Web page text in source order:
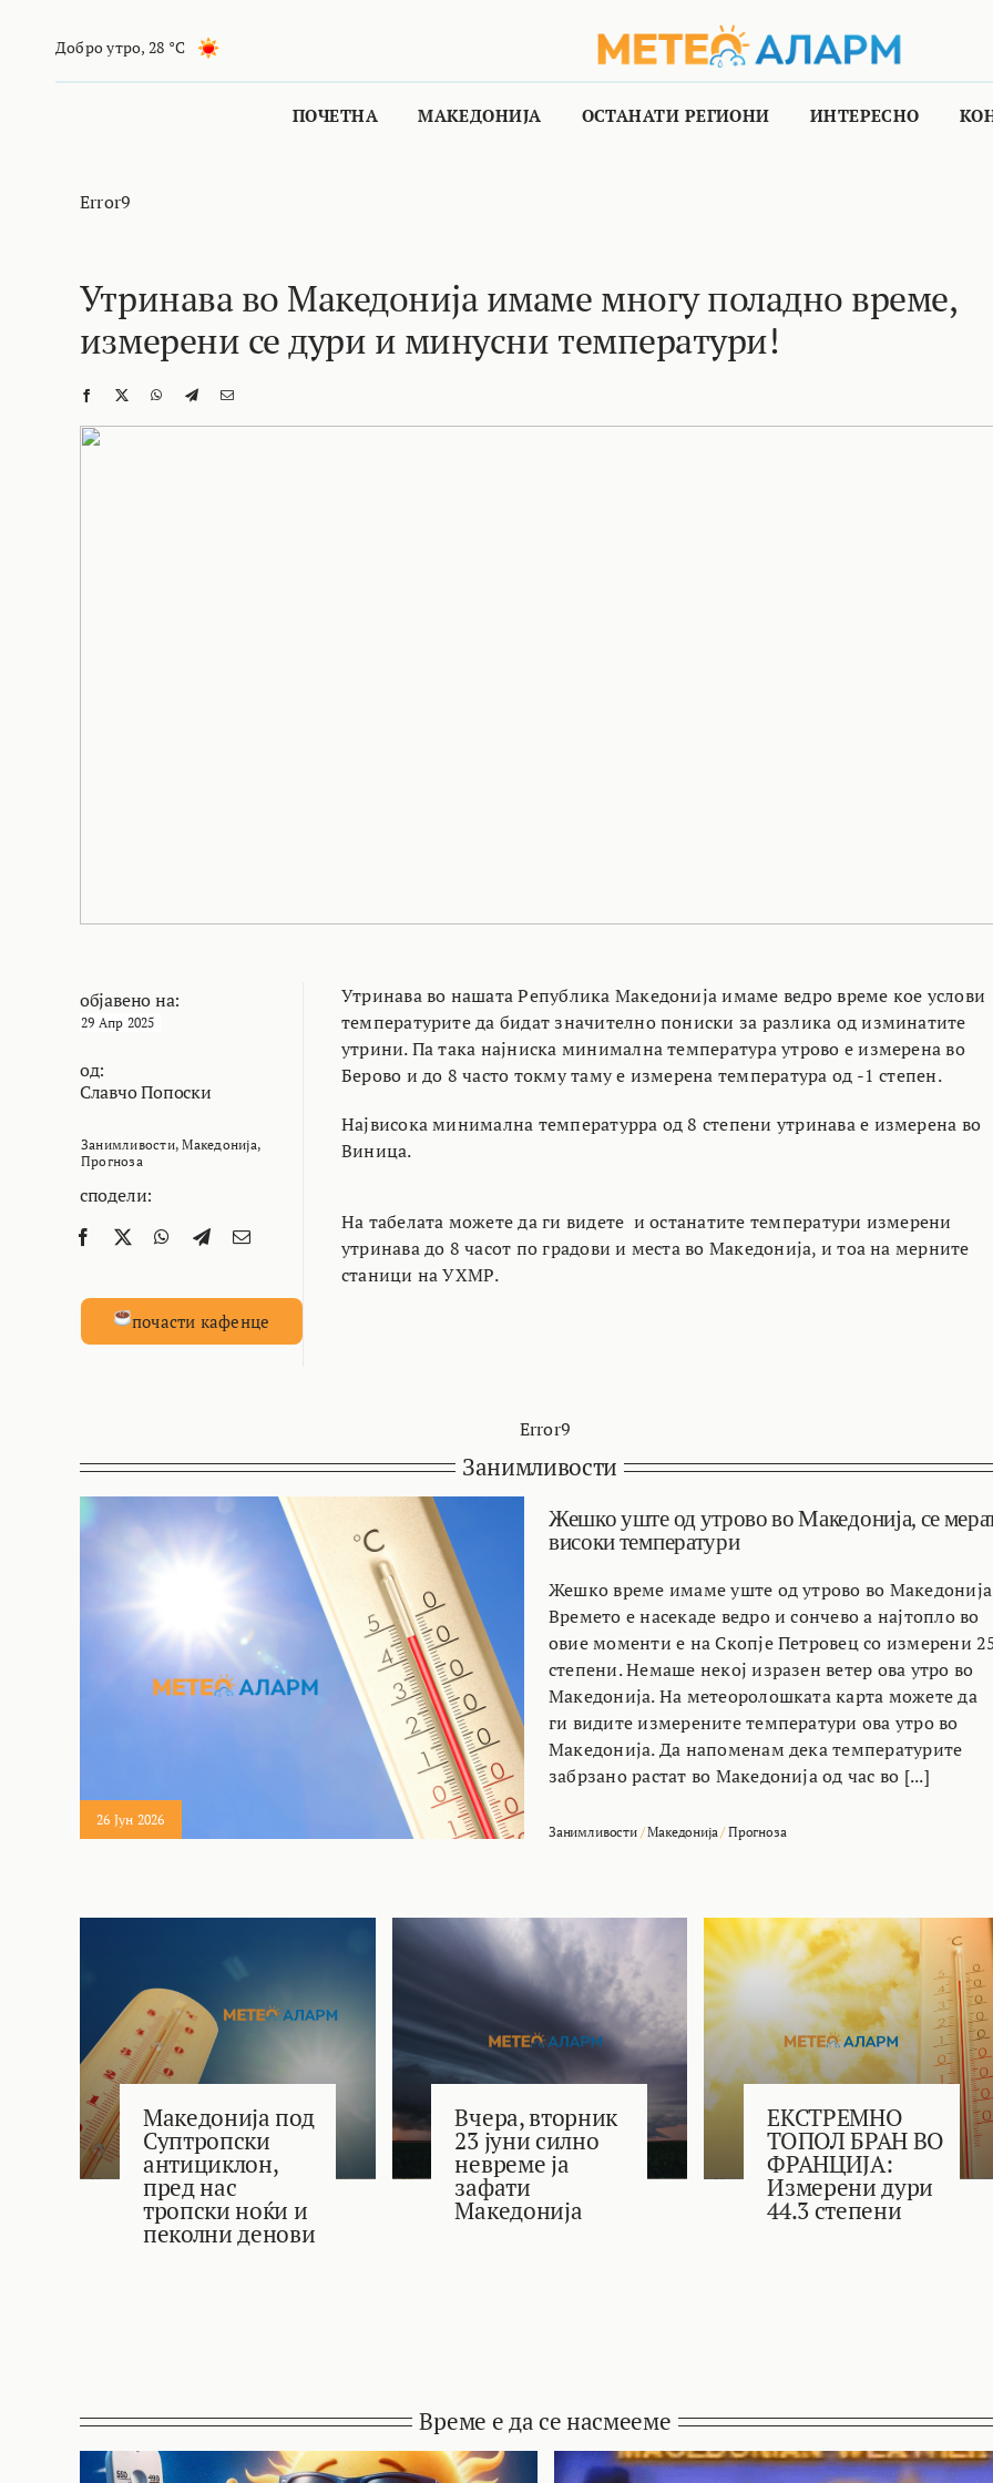
Добро утро, 28 °C
ПОЧЕТНА МАКЕДОНИЈА ОСТАНАТИ РЕГИОНИ ИНТЕРЕСНО
Error9
Утринава во Македонија имаме многу поладно време,
измерени се дури и минусни температури!
објавено на:
29 Апр 2025
од:
Славчо Попоски
Занимливости,Македонија,
Прогноза
сподели:
почасти кафенце
Утринава во нашата Република Македонија имаме ведро време кое услови
температурите да бидат значително пониски за разлика од изминатите
утрини. Па така најниска минимална температура утрово е измерена во
Берово и до 8 часто токму таму е измерена температура од -1 степен.
Највисока минимална температурра од 8 степени утринава е измерена во
Виница.
На табелата можете да ги видете и останатите температури измерени
утринава до 8 часот по градови и места во Македонија, и тоа на мерните
станици на УХМР.
Error9
Занимливости
26 Јун 2026
Жешко уште од утрово во Македонија, се
високи температури
Жешко време имаме уште од утрово во
Времето е насекаде ведро и сончево а најтопло во
овие моменти е на Скопје Петровец со измерени
степени. Немаше некој изразен ветер ова утро во
Македонија. На метеоролошката карта можете да
ги видите измерените температури ова утро во
Македонија. Да напоменам дека температурите
забрзано растат во Македонија од час во [...]
Занимливости/Македонија /Прогноза
Македонија под
Суптропски
антициклон,
пред нас
тропски ноќи и
пеколни денови
Вчера, вторник
23 јуни силно
невреме ја
зафати
Македонија
ЕКСТРЕМНО
ТОПОЛ БРАН ВО
ФРАНЦИЈА:
Измерени дури
44.3 степени
Време е да се насмееме